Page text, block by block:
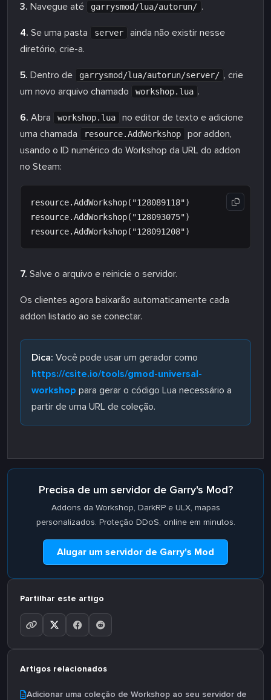
3. Navegue até garrysmod/lua/autorun/ .
4. Se uma pasta server
ainda não existir nesse
diretório, crie-a.
5. Dentro de garrysmod/lua/autorun/server/ , crie
um novo arquivo chamado
workshop.lua .
6. Abra workshop.lua
no editor de texto e adicione
uma chamada
resource.AddWorkshop
por addon,
usando o ID numérico do Workshop da URL do addon
no Steam:
resource.AddWorkshop("128089118")
resource.AddWorkshop("128093075")
7. Salve o arquivo e reinicie o servidor.
Os clientes agora baixarão automaticamente cada
addon listado ao se conectar.
Dica: Você pode usar um gerador como
https://csite.io/tools/gmod-universal-
workshop para gerar o código Lua necessário a
partir de uma URL de coleção.
Precisa de um servidor de Garry's Mod?
Addons da Workshop, DarkRP e ULX, mapas
personalizados. Proteção DDoS, online em minutos.
Alugar um servidor de Garry's Mod
Partilhar este artigo
Artigos relacionados
Adicionar uma coleção de Workshop ao seu servidor de